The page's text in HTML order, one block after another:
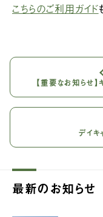
こちらのご利用ガイド
【重要なお知らせ
デイ
最新のお知らせ